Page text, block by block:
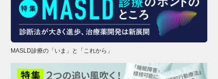
MASLD診療の「いま」と「これから」